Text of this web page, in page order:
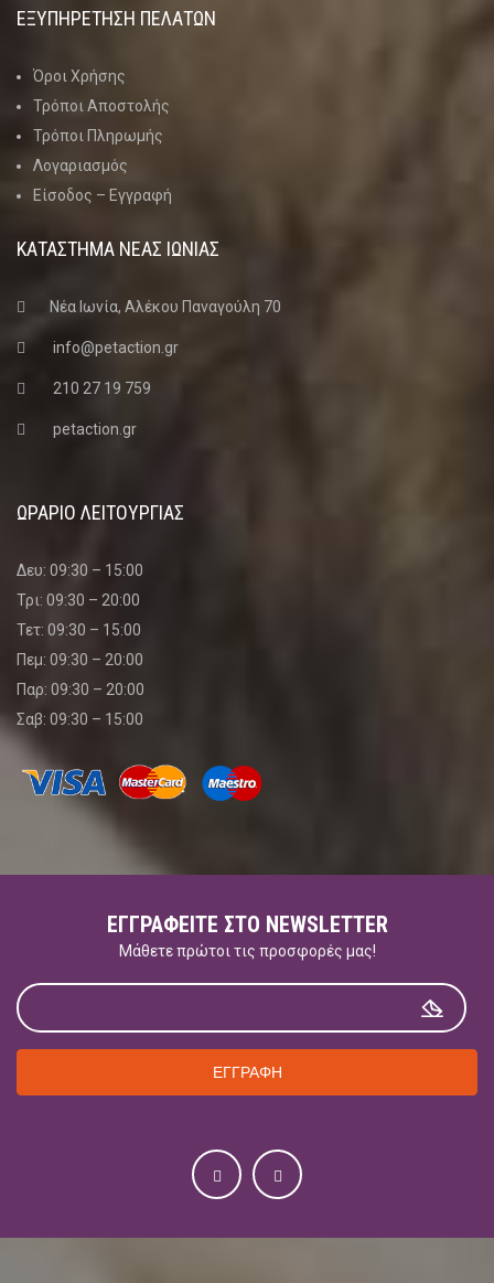
ΕΞΥΠΗΡΕΤΗΣΗ ΠΕΛΑΤΩΝ
Όροι Χρήσης
Τρόποι Αποστολής
Τρόποι Πληρωμής
Λογαριασμός
Είσοδος – Εγγραφή
ΚΑΤΑΣΤΗΜΑ ΝΈΑΣ ΙΩΝΊΑΣ
Νέα Ιωνία, Αλέκου Παναγούλη 70
info@petaction.gr
210 27 19 759
petaction.gr
ΩΡΑΡΙΟ ΛΕΙΤΟΥΡΓΙΑΣ
Δευ: 09:30 – 15:00
Τρι: 09:30 – 20:00
Τετ: 09:30 – 15:00
Πεμ: 09:30 – 20:00
Παρ: 09:30 – 20:00
Σαβ: 09:30 – 15:00
ΕΓΓΡΑΦΕΊΤΕ ΣΤΟ NEWSLETTER
Μάθετε πρώτοι τις προσφορές μας!
ΕΓΓΡΑΦΗ